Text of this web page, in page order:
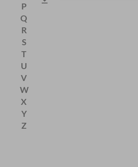
P
Q
R
S
T
U
V
W
X
Y
Z